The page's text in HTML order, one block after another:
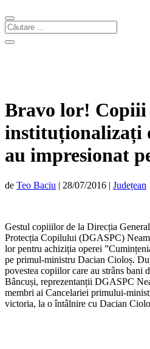
Bravo lor! Copiii
instituționalizați
au impresionat
de Teo Baciu | 28/07/2016 | Județean
Gestul copiiilor de la Direcția
Protecția Copilului (DGASPC)
lor pentru achiziția operei
pe primul-ministru Dacian Cioloș.
povestea copiilor care au strâns bani
Bâncuși, reprezentanții DGASPC
membri ai Cancelariei primului-
victoria, la o întâlnire cu Dacian